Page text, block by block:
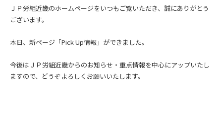
ＪＰ労組近畿のホームページをいつもご覧いただき、誠にありがとう
ございます。
本日、新ページ「Pick Up情報」ができました。
今後はＪＰ労組近畿からのお知らせ・重点情報を中心にアップいたし
ますので、どうぞよろしくお願いいたします。